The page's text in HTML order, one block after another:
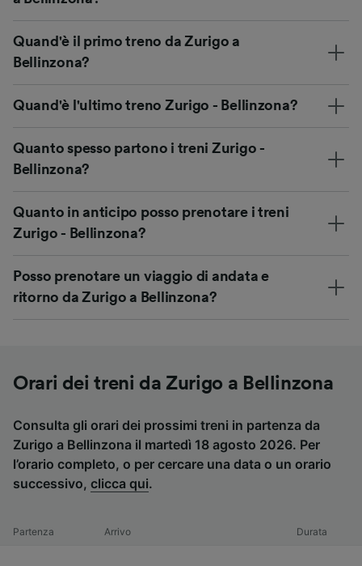
Quand'è il primo treno da Zurigo a
Bellinzona?
Quand'è l'ultimo treno Zurigo - Bellinzona?
Quanto spesso partono i treni Zurigo -
Bellinzona?
Quanto in anticipo posso prenotare i treni
Zurigo - Bellinzona?
Posso prenotare un viaggio di andata e
ritorno da Zurigo a Bellinzona?
Orari dei treni da Zurigo a Bellinzona
Consulta gli orari dei prossimi treni in partenza da
Zurigo a Bellinzona il martedì 18 agosto 2026. Per
l’orario completo, o per cercare una data o un orario
successivo, clicca qui.
Partenza Arrivo Durata